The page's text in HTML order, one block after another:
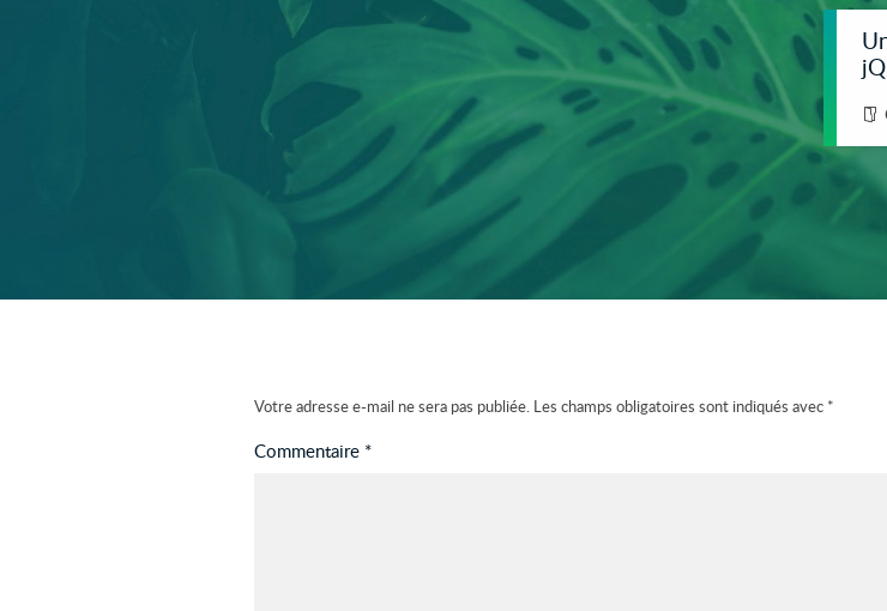
Votre adresse e-mail ne sera pas publiée. Les champs obligatoires sont indiqués avec *
Commentaire *